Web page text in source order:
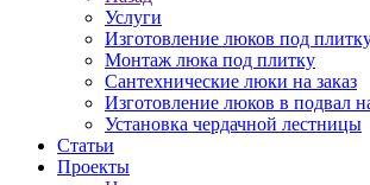
Услуги
Изготовление люков под
Монтаж люка под плитку
Сантехнические люки на заказ
Изготовление люков в подвал
Установка чердачной лестницы
Статьи
Проекты